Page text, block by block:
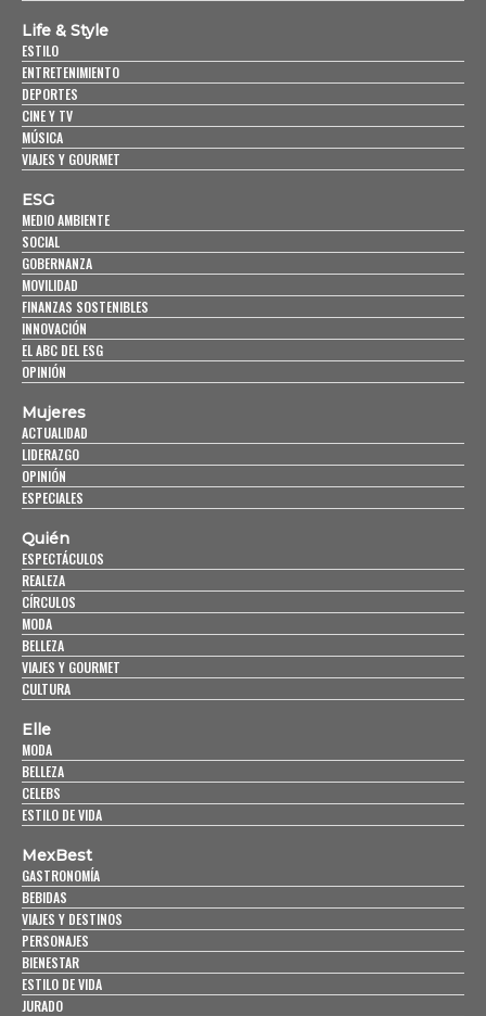
Life & Style
ESTILO
ENTRETENIMIENTO
DEPORTES
CINE Y TV
MÚSICA
VIAJES Y GOURMET
ESG
MEDIO AMBIENTE
SOCIAL
GOBERNANZA
MOVILIDAD
FINANZAS SOSTENIBLES
INNOVACIÓN
EL ABC DEL ESG
OPINIÓN
Mujeres
ACTUALIDAD
LIDERAZGO
OPINIÓN
ESPECIALES
Quién
ESPECTÁCULOS
REALEZA
CÍRCULOS
MODA
BELLEZA
VIAJES Y GOURMET
CULTURA
Elle
MODA
BELLEZA
CELEBS
ESTILO DE VIDA
MexBest
GASTRONOMÍA
BEBIDAS
VIAJES Y DESTINOS
PERSONAJES
BIENESTAR
ESTILO DE VIDA
JURADO